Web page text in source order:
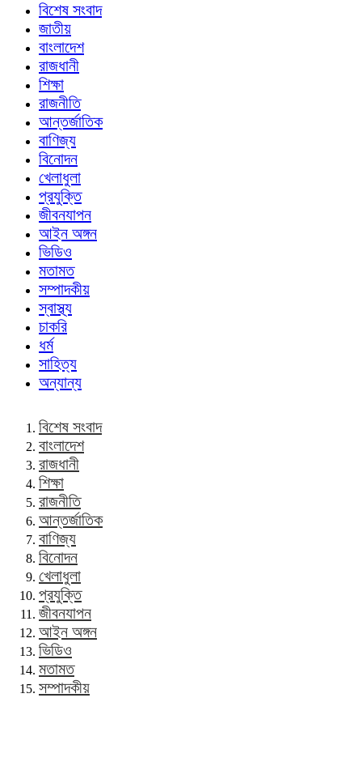
বিশেষ সংবাদ
জাতীয়
বাংলাদেশ
রাজধানী
শিক্ষা
রাজনীতি
আন্তর্জাতিক
বাণিজ্য
বিনোদন
খেলাধুলা
প্রযুক্তি
জীবনযাপন
আইন অঙ্গন
ভিডিও
মতামত
সম্পাদকীয়
স্বাস্থ্য
চাকরি
ধর্ম
সাহিত্য
অন্যান্য
বিশেষ সংবাদ
বাংলাদেশ
রাজধানী
শিক্ষা
রাজনীতি
আন্তর্জাতিক
বাণিজ্য
বিনোদন
খেলাধুলা
প্রযুক্তি
জীবনযাপন
আইন অঙ্গন
ভিডিও
মতামত
সম্পাদকীয়